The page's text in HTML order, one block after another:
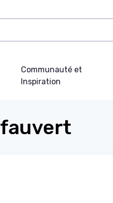
Communauté et
Inspiration
fauvert